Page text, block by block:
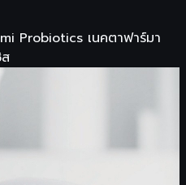
Probiotics เนคตาฟาร์มา